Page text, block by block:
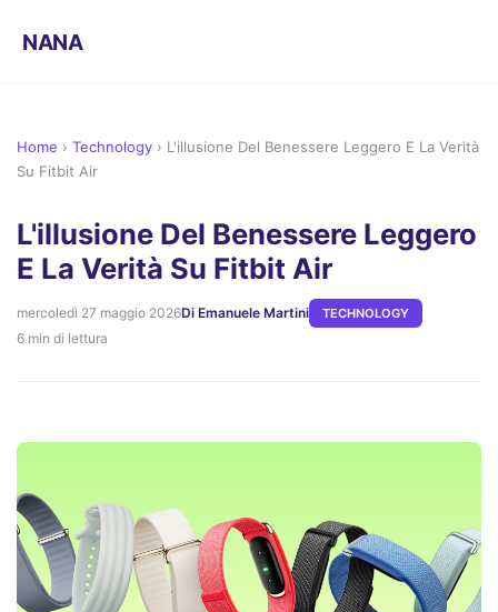
NANA
Home › Technology › L'illusione Del Benessere Leggero E La Verità
Su Fitbit Air
L'illusione Del Benessere Leggero
E La Verità Su Fitbit Air
mercoledì 27 maggio 2026Di Emanuele Martini TECHNOLOGY
6 min di lettura